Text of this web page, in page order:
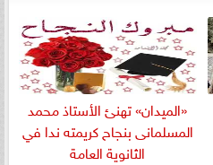
«الميدان» تهنئ الأستاذ محمد
المسلمانى بنجاح كريمته ندا في
الثانوية العامة